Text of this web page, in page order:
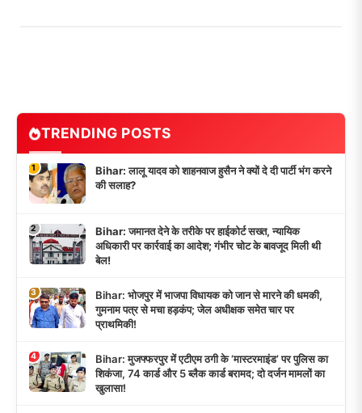
TRENDING POSTS
1
Bihar: लालू यादव को शाहनवाज हुसैन ने क्यों दे दी पार्टी भंग करने
की सलाह?
2
Bihar: जमानत देने के तरीके पर हाईकोर्ट सख्त, न्यायिक
अधिकारी पर कार्रवाई का आदेश; गंभीर चोट के बावजूद मिली थी
बेल!
3
Bihar: भोजपुर में भाजपा विधायक को जान से मारने की धमकी,
गुमनाम पत्र से मचा हड़कंप; जेल अधीक्षक समेत चार पर
प्राथमिकी!
4
Bihar: मुजफ्फरपुर में एटीएम ठगी के ‘मास्टरमाइंड’ पर पुलिस का
शिकंजा, 74 कार्ड और 5 ब्लैक कार्ड बरामद; दो दर्जन मामलों का
खुलासा!